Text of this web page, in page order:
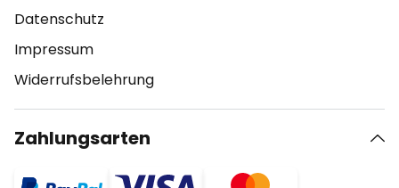
Datenschutz
Impressum
Widerrufsbelehrung
Zahlungsarten